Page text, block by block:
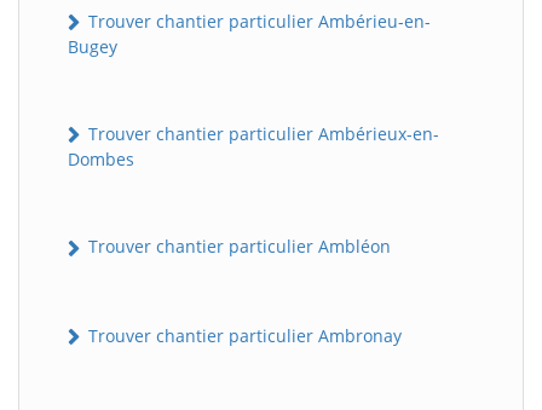
Trouver chantier particulier Ambérieu-en-
Bugey
Trouver chantier particulier Ambérieux-en-
Dombes
Trouver chantier particulier Ambléon
Trouver chantier particulier Ambronay